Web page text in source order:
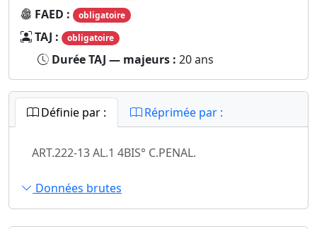
FAED : obligatoire
TAJ : obligatoire
Durée TAJ — majeurs : 20 ans
Définie par : Réprimée par :
ART.222-13 AL.1 4BIS° C.PENAL.
Données brutes